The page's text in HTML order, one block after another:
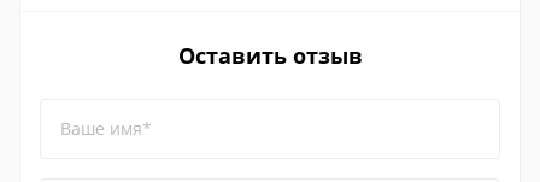
Оставить отзыв
Ваше имя*